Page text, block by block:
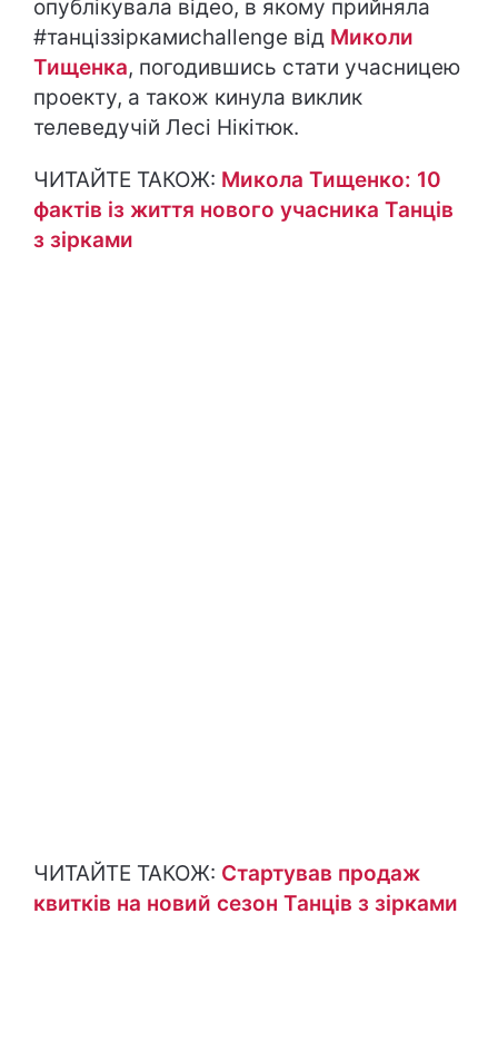
опублікувала відео, в якому прийняла
#танціззіркамиchallenge від Миколи
Тищенка, погодившись стати учасницею
проекту, а також кинула виклик
телеведучій Лесі Нікітюк.
ЧИТАЙТЕ ТАКОЖ: Микола Тищенко: 10
фактів із життя нового учасника Танців
з зірками
ЧИТАЙТЕ ТАКОЖ: Стартував продаж
квитків на новий сезон Танців з зірками